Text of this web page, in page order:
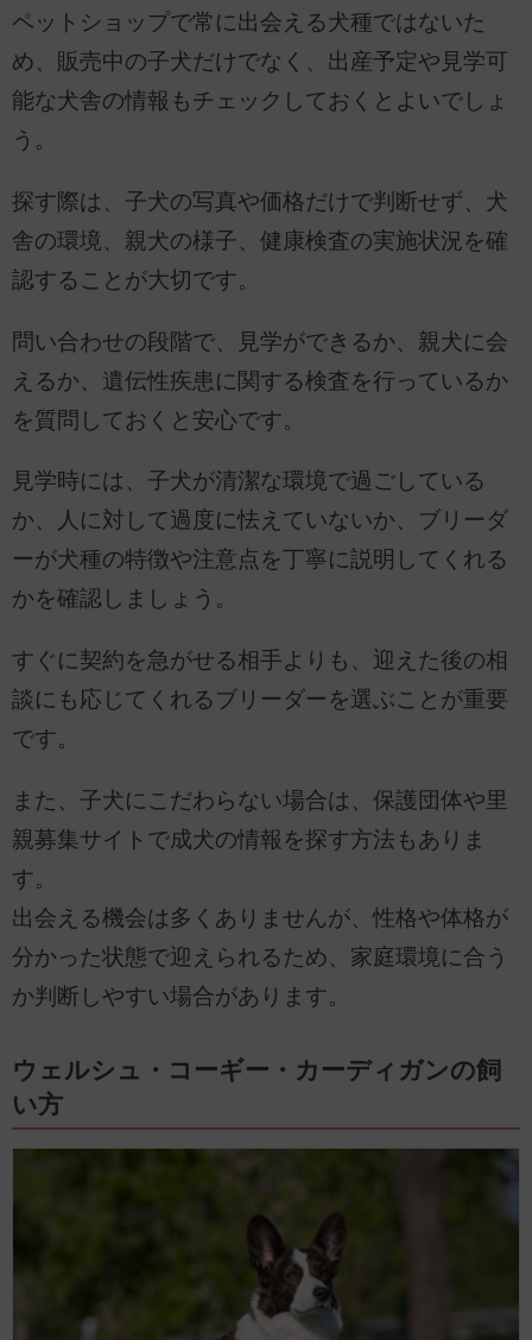
ペットショップで常に出会える犬種ではないた
め、販売中の子犬だけでなく、出産予定や見学可
能な犬舎の情報もチェックしておくとよいでしょ
う。
探す際は、子犬の写真や価格だけで判断せず、犬
舎の環境、親犬の様子、健康検査の実施状況を確
認することが大切です。
問い合わせの段階で、見学ができるか、親犬に会
えるか、遺伝性疾患に関する検査を行っているか
を質問しておくと安心です。
見学時には、子犬が清潔な環境で過ごしている
か、人に対して過度に怯えていないか、ブリーダ
ーが犬種の特徴や注意点を丁寧に説明してくれる
かを確認しましょう。
すぐに契約を急がせる相手よりも、迎えた後の相
談にも応じてくれるブリーダーを選ぶことが重要
です。
また、子犬にこだわらない場合は、保護団体や里
親募集サイトで成犬の情報を探す方法もありま
す。
出会える機会は多くありませんが、性格や体格が
分かった状態で迎えられるため、家庭環境に合う
か判断しやすい場合があります。
ウェルシュ・コーギー・カーディガンの飼
い方